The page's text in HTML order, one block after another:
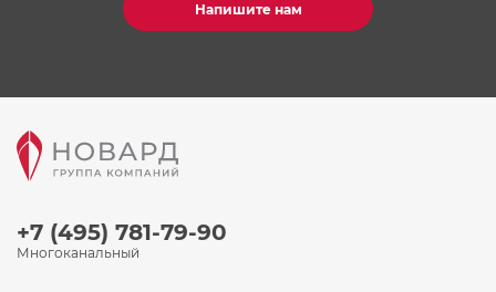
Напишите нам
+7 (495) 781-79-90
Многоканальный